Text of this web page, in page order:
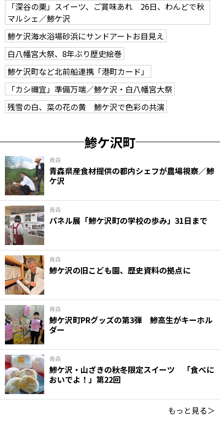
「深谷の栗」スイーツ、ご賞味あれ 26日、わんどで秋
マルシェ／鯵ケ沢
鯵ケ沢海水浴場砂浜にサンドアートお目見え
白八幡宮大祭、8年ぶり歴史絵巻
鯵ケ沢町など北前船連携「港町カード」
「カシ禰宜」準備万端／鯵ケ沢・白八幡宮大祭
残雪の白、菜の花の黄 鯵ケ沢で色彩の共演
鯵ケ沢町
青森
青森県産食材提供の都内シェフが農場視察／鯵
ケ沢
青森
パネル展「鯵ケ沢町の学校の歩み」31日まで
青森
鯵ケ沢の旧こども園、歴史資料の拠点に
青森
鯵ケ沢町PRグッズの第3弾 鯵高生がキーホル
ダー
青森
鯵ケ沢・山ざきの秋冬限定スイーツ 「食べに
おいでよ！」第22回
もっと見る＞